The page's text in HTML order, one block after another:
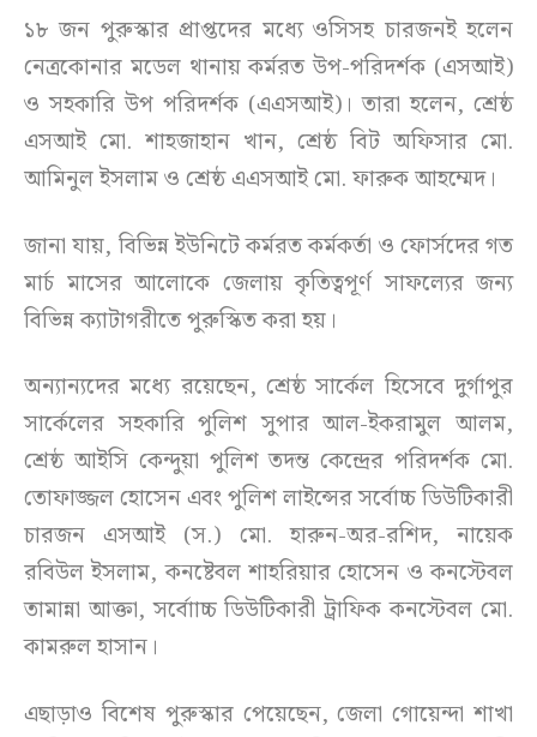
১৮ জন পুরুস্কার প্রাপ্তদের মধ্যে ওসিসহ চারজনই হলেন
নেত্রকোনার মডেল থানায় কর্মরত উপ-পরিদর্শক (এসআই)
ও সহকারি উপ পরিদর্শক (এএসআই)। তারা হলেন, শ্রেষ্ঠ
এসআই মো. শাহজাহান খান, শ্রেষ্ঠ বিট অফিসার মো.
আমিনুল ইসলাম ও শ্রেষ্ঠ এএসআই মো. ফারুক আহম্মেদ।
জানা যায়, বিভিন্ন ইউনিটে কর্মরত কর্মকর্তা ও ফোর্সদের গত
মার্চ মাসের আলোকে জেলায় কৃতিত্বপূর্ণ সাফল্যের জন্য
বিভিন্ন ক্যাটাগরীতে পুরুস্কিত করা হয়।
অন্যান্যদের মধ্যে রয়েছেন, শ্রেষ্ঠ সার্কেল হিসেবে দুর্গাপুর
সার্কেলের সহকারি পুলিশ সুপার আল-ইকরামুল আলম,
শ্রেষ্ঠ আইসি কেন্দুয়া পুলিশ তদন্ত কেন্দ্রের পরিদর্শক মো.
তোফাজ্জল হোসেন এবং পুলিশ লাইন্সের সর্বোচ্চ ডিউটিকারী
চারজন এসআই (স.) মো. হারুন-অর-রশিদ, নায়েক
রবিউল ইসলাম, কনষ্টেবল শাহরিয়ার হোসেন ও কনস্টেবল
তামান্না আক্তা, সর্বোাচ্চ ডিউটিকারী ট্রাফিক কনস্টেবল মো.
কামরুল হাসান।
এছাড়াও বিশেষ পুরুস্কার পেয়েছেন, জেলা গোয়েন্দা শাখা